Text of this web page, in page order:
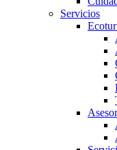
Servicios